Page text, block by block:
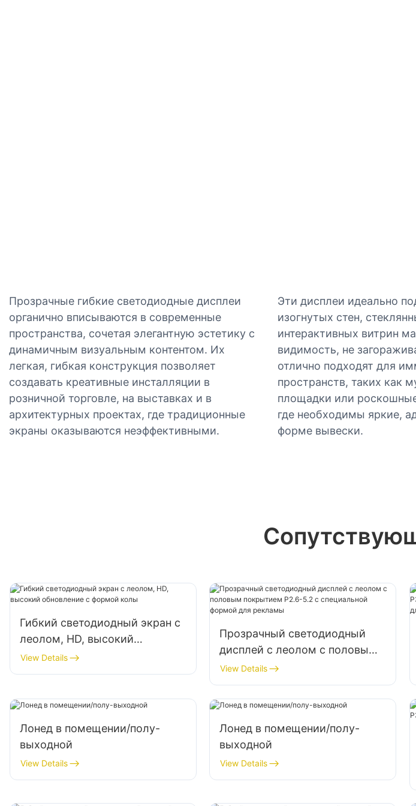
Прозрачные гибкие светодиодные дисплеи
органично вписываются в современные
пространства, сочетая элегантную эстетику с
динамичным визуальным контентом. Их
легкая, гибкая конструкция позволяет
создавать креативные инсталляции в
розничной торговле, на выставках и в
архитектурных проектах, где традиционные
экраны оказываются неэффективными.
Эти дисплеи идеально
изогнутых стен,
интерактивных витрин
видимость, не
отлично подходят для
пространств, таких как
площадки или
где необходимы яркие,
форме вывески.
Гибкий светодиодный экран с
леолом, HD, высокий
обновление с формой колы
View Details
Прозрачный светодиодный
дисплей с леолом с половым
покрытием P2.6-5.2 с
специальной формой для
рекламы
View Details
Лонед в помещении/полу-
выходной
View Details
Лонед в помещении/полу-
выходной
View Details